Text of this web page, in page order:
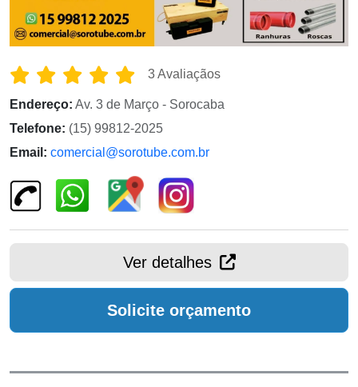
3 Avaliaçãos
Endereço: Av. 3 de Março - Sorocaba
Telefone: (15) 99812-2025
Email: comercial@sorotube.com.br
Ver detalhes
Solicite orçamento